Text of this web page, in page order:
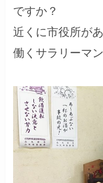
ですか？
近くに市役所が
働くサラリーマ